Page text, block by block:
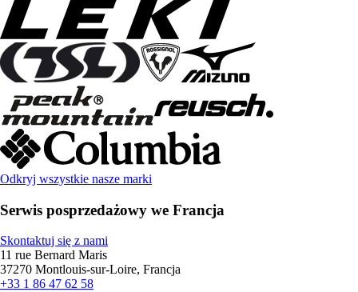
Odkryj wszystkie nasze marki
Serwis posprzedażowy we Francja
Skontaktuj się z nami
11 rue Bernard Maris
37270 Montlouis-sur-Loire, Francja
+33 1 86 47 62 58